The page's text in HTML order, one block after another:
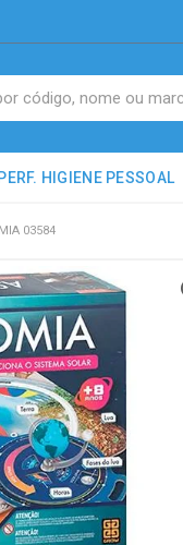
PERF. HIGIENE PESSOAL
03584